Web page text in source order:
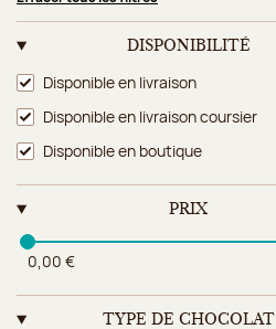
DISPONIBILITÉ
Disponibilité
Disponible en livraison
Disponible en livraison coursier
Disponible en boutique
PRIX
0,00 €
TYPE DE CHOCOLAT